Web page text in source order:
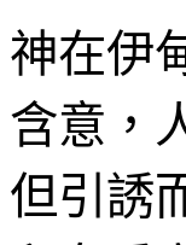
神在伊
含意，
但引誘